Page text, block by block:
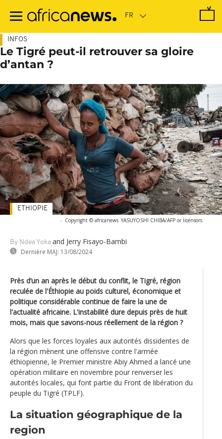
contenu
INFOS
Le Tigré peut-il retrouver sa gloire
d’antan ?
- Copyright © africanews YASUYOSHI CHIBA/AFP or licensors
By Ndea Yoka and Jerry Fisayo-Bambi
Dernière MAJ: 13/08/2024
ETHIOPIE
Près d’un an après le début du conflit, le Tigré, région
reculée de l'Éthiopie au poids culturel, économique et
politique considérable continue de faire la une de
l'actualité africaine. L'instabilité dure depuis près de huit
mois, mais que savons-nous réellement de la région ?
Alors que les forces loyales aux autorités dissidentes de
la région mènent une offensive contre l'armée
éthiopienne, le Premier ministre Abiy Ahmed a lancé une
opération militaire en novembre pour renverser les
autorités locales, qui font partie du Front de libération du
peuple du Tigré (TPLF).
La situation géographique de la
region